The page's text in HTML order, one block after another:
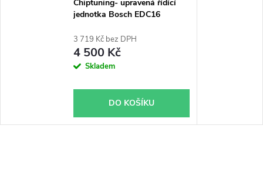
Chiptuning- upravená řídící
jednotka Bosch EDC16
3 719 Kč bez DPH
4 500 Kč
Skladem
DO KOŠÍKU